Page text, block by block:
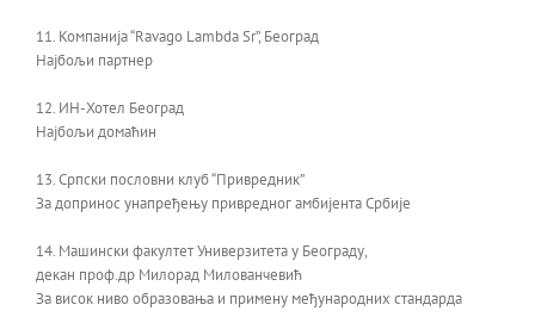
11. Компанија “Ravago Lambda Sr”, Београд
Најбољи партнер
12. ИН-Хотел Београд
Најбољи домаћин
13. Српски пословни клуб “Привредник”
За допринос унапређењу привредног амбијента Србије
14. Машински факултет Универзитета у Београду,
декан проф.др Милорад Милованчевић
За висок ниво образовања и примену међународних стандарда